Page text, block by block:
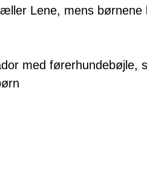
Lene, mens børnene